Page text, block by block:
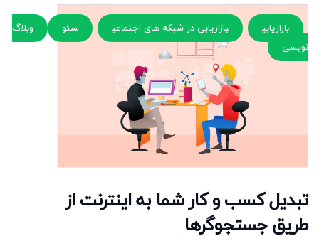
بازاریابی بازاریابی در شبکه های اجتماعی سئو
وبلاگ
نویسی
تبدیل کسب و کار شما به اینترنت از
طریق جستجوگرها